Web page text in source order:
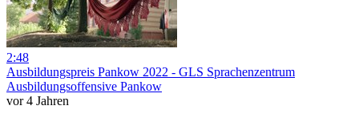
2:48
Ausbildungspreis Pankow 2022 - GLS Sprachenzentrum
Ausbildungsoffensive Pankow
vor 4 Jahren